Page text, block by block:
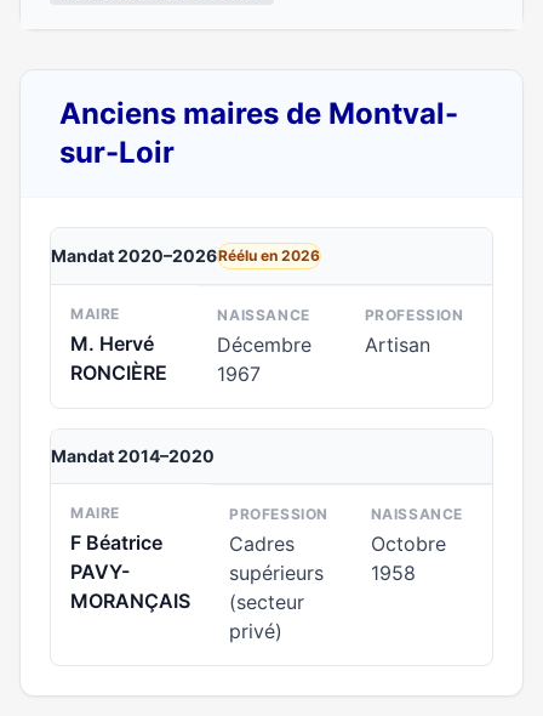
Anciens maires de Montval-
sur-Loir
Mandat 2020–2026Réélu en 2026
MAIRE
M. Hervé
RONCIÈRE
NAISSANCE
Décembre
1967
PROFESSION
Artisan
Mandat 2014–2020
MAIRE
F Béatrice
PAVY-
MORANÇAIS
PROFESSION
Cadres
supérieurs
(secteur
privé)
NAISSANCE
Octobre
1958